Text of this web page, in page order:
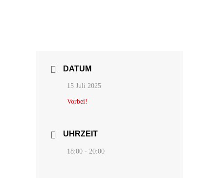
DATUM
15 Juli 2025
Vorbei!
UHRZEIT
18:00 - 20:00